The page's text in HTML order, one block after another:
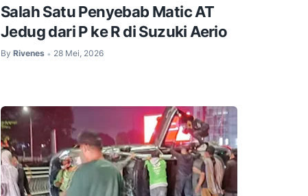
Salah Satu Penyebab Matic AT
Jedug dari P ke R di Suzuki Aerio
By Rivenes • 28 Mei, 2026